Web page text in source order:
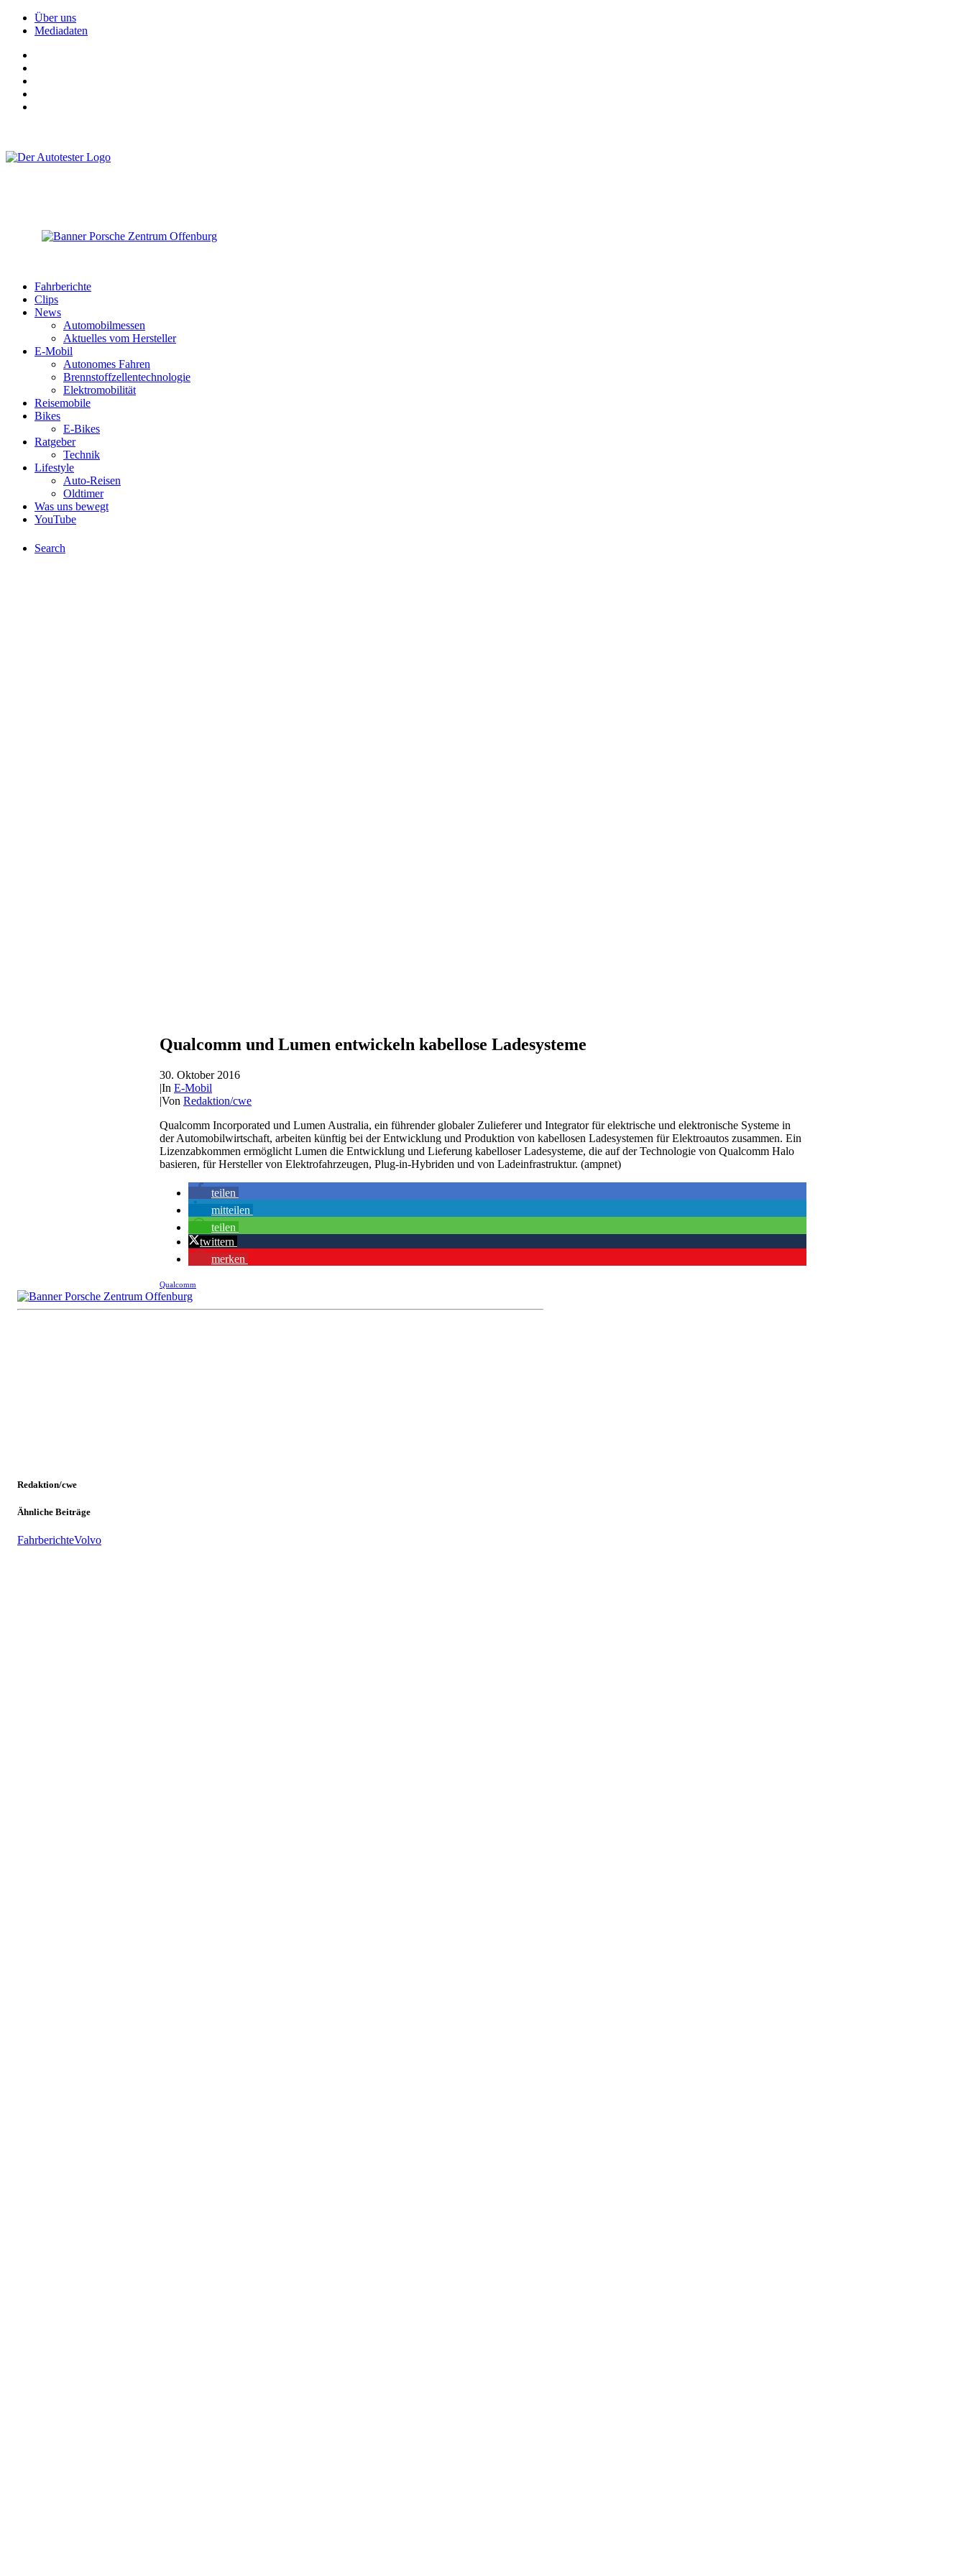
Über uns
Mediadaten
Fahrberichte
Clips
News
Automobilmessen
Aktuelles vom Hersteller
E-Mobil
Autonomes Fahren
Brennstoffzellentechnologie
Elektromobilität
Reisemobile
Bikes
E-Bikes
Ratgeber
Technik
Lifestyle
Auto-Reisen
Oldtimer
Was uns bewegt
YouTube
Search
Qualcomm und Lumen entwickeln kabellose Ladesysteme
30. Oktober 2016
|In E-Mobil
|Von Redaktion/cwe
Qualcomm Incorporated und Lumen Australia, ein führender globaler Zulieferer und Integrator für elektrische und elektronische Systeme in
der Automobilwirtschaft, arbeiten künftig bei der Entwicklung und Produktion von kabellosen Ladesystemen für Elektroautos zusammen. Ein
Lizenzabkommen ermöglicht Lumen die Entwicklung und Lieferung kabelloser Ladesysteme, die auf der Technologie von Qualcomm Halo
basieren, für Hersteller von Elektrofahrzeugen, Plug-in-Hybriden und von Ladeinfrastruktur. (ampnet)
teilen
mitteilen
teilen
twittern
merken
Qualcomm
Redaktion/cwe
Ähnliche Beiträge
FahrberichteVolvo